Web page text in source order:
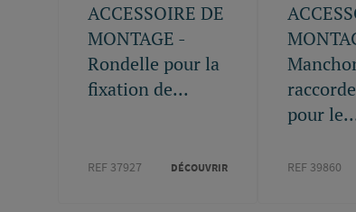
ACCESSOIRE DE
MONTAGE -
Rondelle pour la
fixation de...
REF 37927 DÉCOUVRIR
pour
REF 39860